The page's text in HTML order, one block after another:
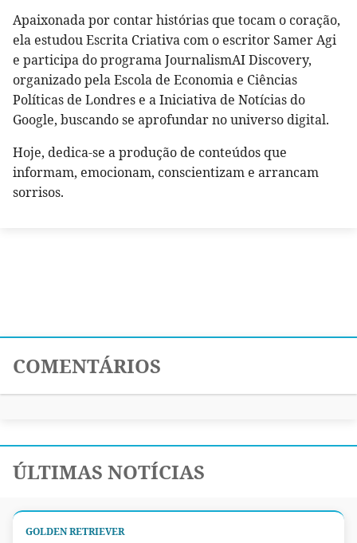
Apaixonada por contar histórias que tocam o coração,
ela estudou Escrita Criativa com o escritor Samer Agi
e participa do programa JournalismAI Discovery,
organizado pela Escola de Economia e Ciências
Políticas de Londres e a Iniciativa de Notícias do
Google, buscando se aprofundar no universo digital.
Hoje, dedica-se a produção de conteúdos que
informam, emocionam, conscientizam e arrancam
sorrisos.
COMENTÁRIOS
ÚLTIMAS NOTÍCIAS
GOLDEN RETRIEVER